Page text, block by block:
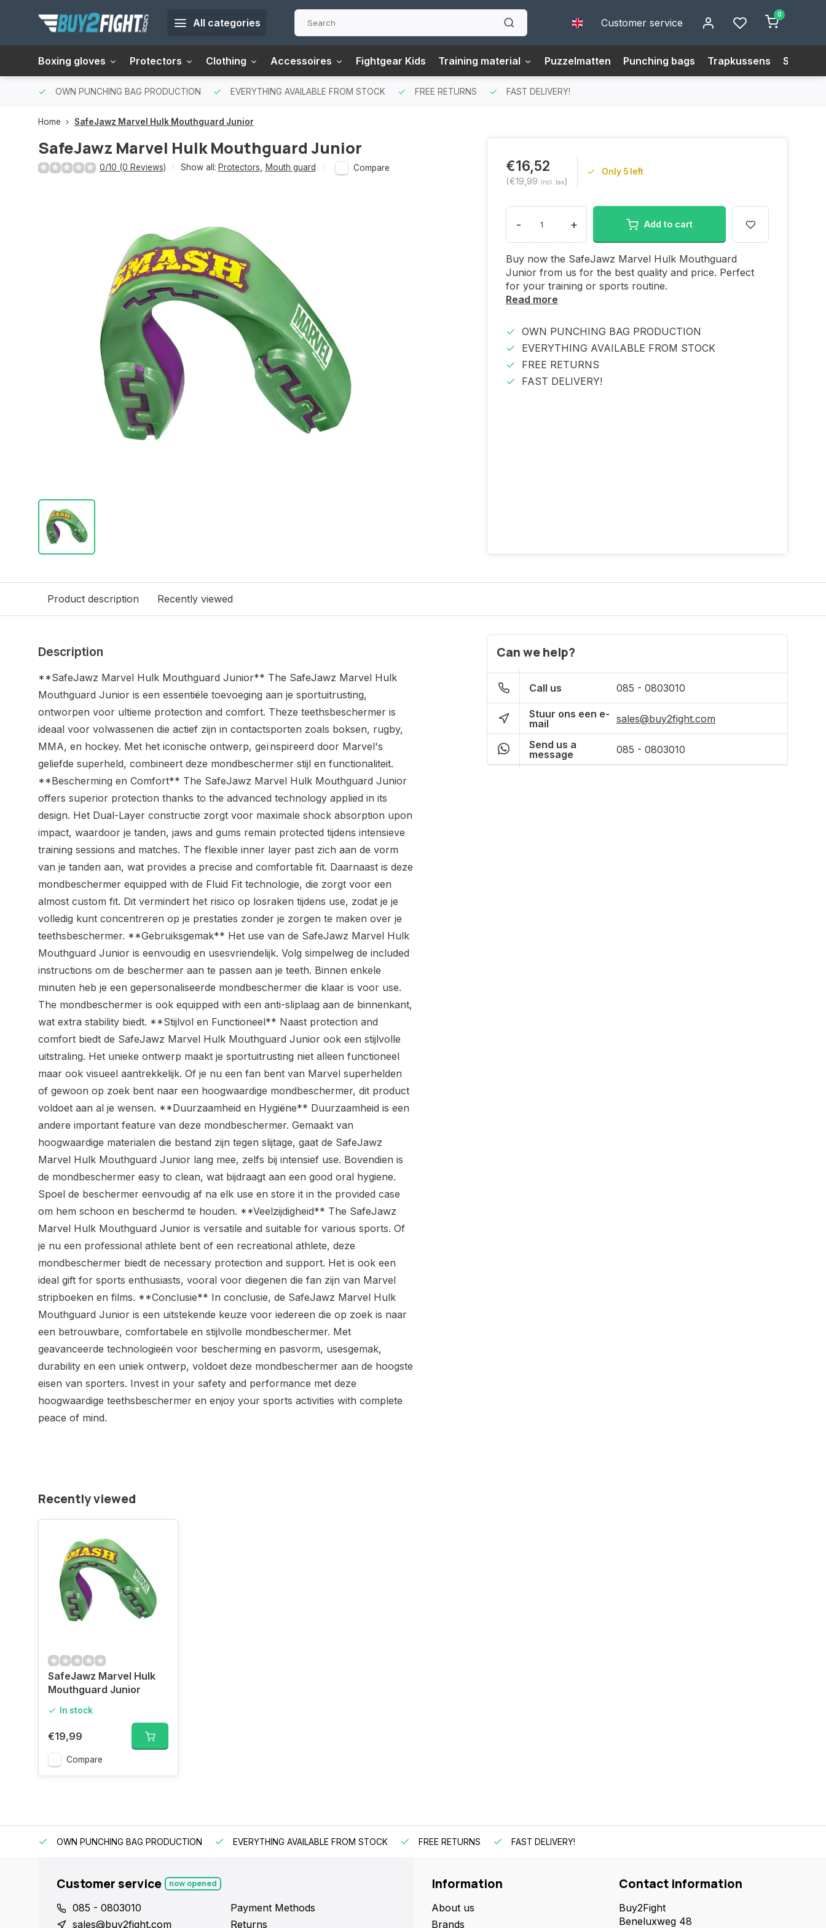
All categories Customer service
0
Boxing gloves Protectors Clothing Accessoires Fightgear Kids Training material Puzzelmatten Punching bags Trapkussens Size
OWN PUNCHING BAG PRODUCTION EVERYTHING AVAILABLE FROM STOCK FREE RETURNS FAST DELIVERY!
Home SafeJawz Marvel Hulk Mouthguard Junior
SafeJawz Marvel Hulk Mouthguard Junior
0/10 (0 Reviews) Show all: Protectors Mouth guard Compare €16,52
(€19,99 Incl. tax)
Only 5 left
- + Add to cart
Buy now the SafeJawz Marvel Hulk Mouthguard
Junior from us for the best quality and price. Perfect
for your training or sports routine.
Read more
OWN PUNCHING BAG PRODUCTION
EVERYTHING AVAILABLE FROM STOCK
FREE RETURNS
FAST DELIVERY!
Product description Recently viewed
Description
**SafeJawz Marvel Hulk Mouthguard Junior** The SafeJawz Marvel Hulk
Mouthguard Junior is een essentiële toevoeging aan je sportuitrusting,
ontworpen voor ultieme protection and comfort. Theze teethsbeschermer is
ideaal voor volwassenen die actief zijn in contactsporten zoals boksen, rugby,
MMA, en hockey. Met het iconische ontwerp, geïnspireerd door Marvel's
geliefde superheld, combineert deze mondbeschermer stijl en functionaliteit.
**Bescherming en Comfort** The SafeJawz Marvel Hulk Mouthguard Junior
offers superior protection thanks to the advanced technology applied in its
design. Het Dual-Layer constructie zorgt voor maximale shock absorption upon
impact, waardoor je tanden, jaws and gums remain protected tijdens intensieve
training sessions and matches. The flexible inner layer past zich aan de vorm
van je tanden aan, wat provides a precise and comfortable fit. Daarnaast is deze
mondbeschermer equipped with de Fluid Fit technologie, die zorgt voor een
almost custom fit. Dit vermindert het risico op losraken tijdens use, zodat je je
volledig kunt concentreren op je prestaties zonder je zorgen te maken over je
teethsbeschermer. **Gebruiksgemak** Het use van de SafeJawz Marvel Hulk
Mouthguard Junior is eenvoudig en usesvriendelijk. Volg simpelweg de included
instructions om de beschermer aan te passen aan je teeth. Binnen enkele
minuten heb je een gepersonaliseerde mondbeschermer die klaar is voor use.
The mondbeschermer is ook equipped with een anti-sliplaag aan de binnenkant,
wat extra stability biedt. **Stijlvol en Functioneel** Naast protection and
comfort biedt de SafeJawz Marvel Hulk Mouthguard Junior ook een stijlvolle
uitstraling. Het unieke ontwerp maakt je sportuitrusting niet alleen functioneel
maar ook visueel aantrekkelijk. Of je nu een fan bent van Marvel superhelden
of gewoon op zoek bent naar een hoogwaardige mondbeschermer, dit product
voldoet aan al je wensen. **Duurzaamheid en Hygiëne** Duurzaamheid is een
andere important feature van deze mondbeschermer. Gemaakt van
hoogwaardige materialen die bestand zijn tegen slijtage, gaat de SafeJawz
Marvel Hulk Mouthguard Junior lang mee, zelfs bij intensief use. Bovendien is
de mondbeschermer easy to clean, wat bijdraagt aan een good oral hygiene.
Spoel de beschermer eenvoudig af na elk use en store it in the provided case
om hem schoon en beschermd te houden. **Veelzijdigheid** The SafeJawz
Marvel Hulk Mouthguard Junior is versatile and suitable for various sports. Of
je nu een professional athlete bent of een recreational athlete, deze
mondbeschermer biedt de necessary protection and support. Het is ook een
ideal gift for sports enthusiasts, vooral voor diegenen die fan zijn van Marvel
stripboeken en films. **Conclusie** In conclusie, de SafeJawz Marvel Hulk
Mouthguard Junior is een uitstekende keuze voor iedereen die op zoek is naar
een betrouwbare, comfortabele en stijlvolle mondbeschermer. Met
geavanceerde technologieën voor bescherming en pasvorm, usesgemak,
durability en een uniek ontwerp, voldoet deze mondbeschermer aan de hoogste
eisen van sporters. Invest in your safety and performance met deze
hoogwaardige teethsbeschermer en enjoy your sports activities with complete
peace of mind.
Can we help?
Call us 085 - 0803010
Stuur ons een e-
mail
sales@buy2fight.com
Send us a
message
085 - 0803010
Recently viewed
SafeJawz Marvel Hulk
Mouthguard Junior
In stock
€19,99
Compare
OWN PUNCHING BAG PRODUCTION EVERYTHING AVAILABLE FROM STOCK FREE RETURNS FAST DELIVERY!
Customer service now opened
085 - 0803010
sales@buy2fight.com
Payment Methods
Returns
Information
About us
Brands
Contact information
Buy2Fight
Beneluxweg 48